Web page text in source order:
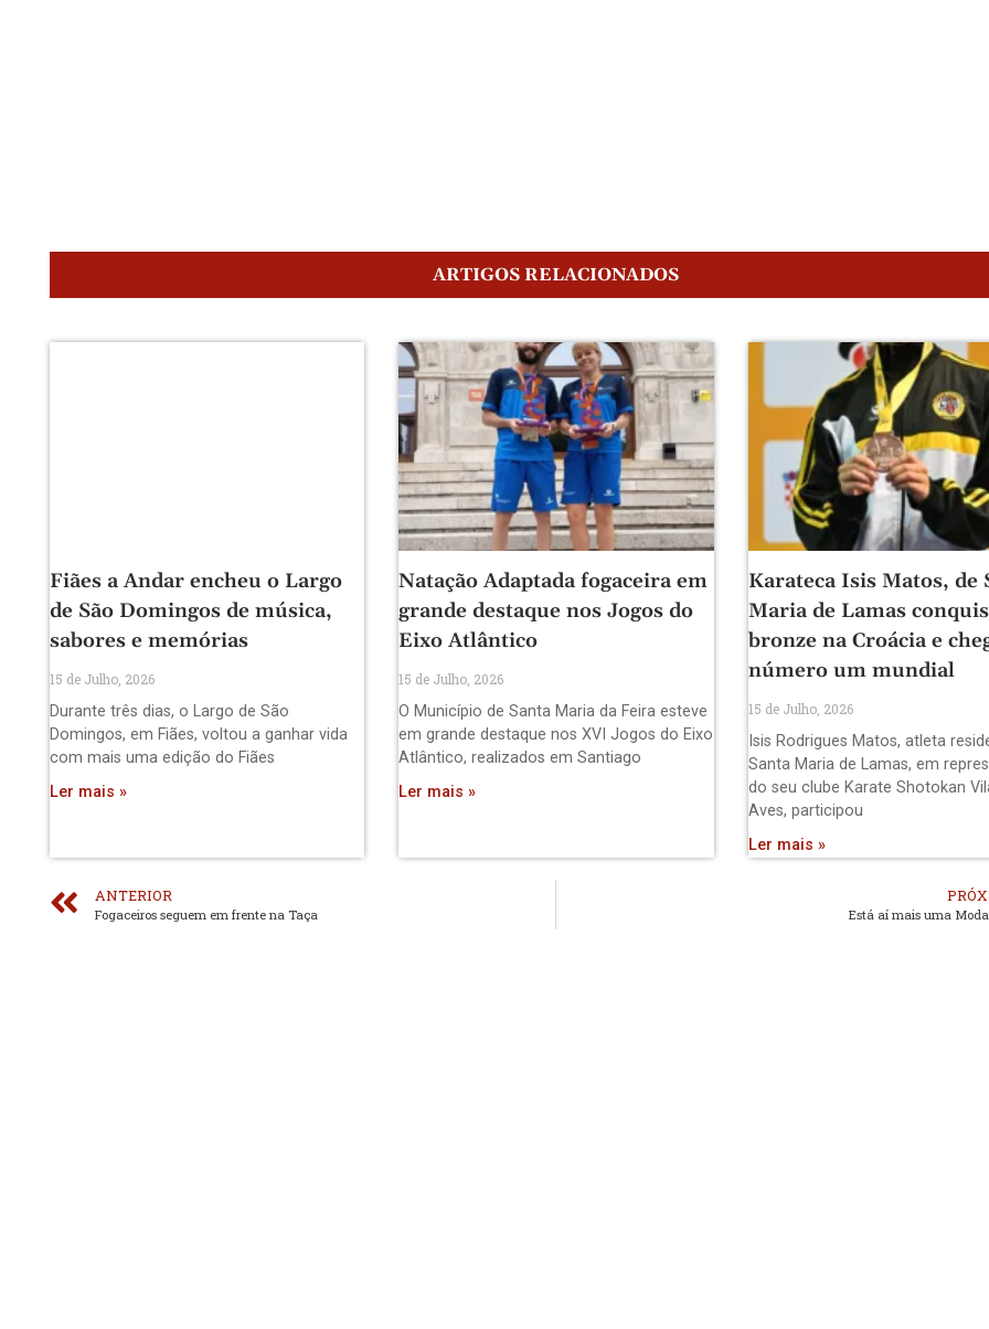
ARTIGOS RELACIONADOS
Fiães a Andar encheu o Largo
de São Domingos de música,
sabores e memórias
15 de Julho, 2026
Durante três dias, o Largo de São
Domingos, em Fiães, voltou a ganhar vida
com mais uma edição do Fiães
Ler mais »
Natação Adaptada fogaceira em
grande destaque nos Jogos do
Eixo Atlântico
15 de Julho, 2026
O Município de Santa Maria da Feira esteve
em grande destaque nos XVI Jogos do Eixo
Atlântico, realizados em Santiago
Ler mais »
Karateca Isis Matos, de
Maria de Lamas
bronze na Croácia e
número um mundial
15 de Julho, 2026
Isis Rodrigues Matos, atleta
Santa Maria de Lamas, em
do seu clube Karate Shotokan
Aves, participou
Ler mais »
ANTERIOR
Fogaceiros seguem em frente na Taça Está aí mais uma